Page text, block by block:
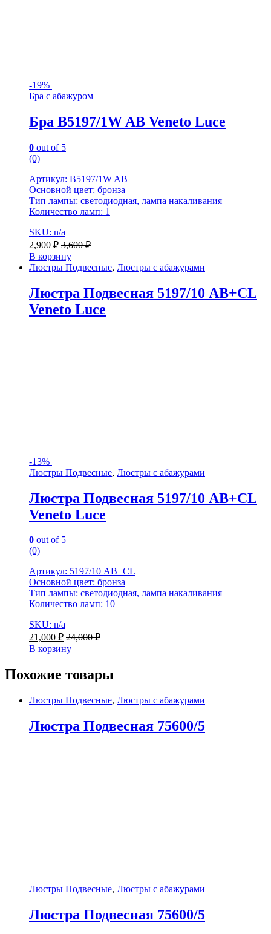
-19%
Бра с абажуром
Бра B5197/1W AB Veneto Luce
0 out of 5
(0)
Артикул: B5197/1W AB
Основной цвет: бронза
Тип лампы: светодиодная, лампа накаливания
Количество ламп: 1
SKU: n/a
2,900 ₽ 3,600₽
В корзину
Люстры Подвесные, Люстры с абажурами
Люстра Подвесная 5197/10 AB+CL
Veneto Luce
-13%
Люстры Подвесные, Люстры с абажурами
Люстра Подвесная 5197/10 AB+CL
Veneto Luce
0 out of 5
(0)
Артикул: 5197/10 AB+CL
Основной цвет: бронза
Тип лампы: светодиодная, лампа накаливания
Количество ламп: 10
SKU: n/a
21,000 ₽ 24,000₽
В корзину
Похожие товары
Люстры Подвесные, Люстры с абажурами
Люстра Подвесная 75600/5
Люстры Подвесные, Люстры с абажурами
Люстра Подвесная 75600/5